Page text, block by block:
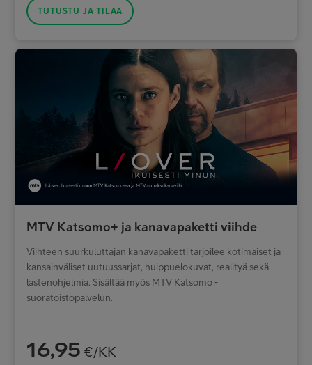
TUTUSTU JA TILAA
MTV Katsomo+ ja kanavapaketti viihde
Viihteen suurkuluttajan kanavapaketti tarjoilee kotimaiset ja
kansainväliset uutuussarjat, huippuelokuvat, realityä sekä
lastenohjelmia. Sisältää myös MTV Katsomo -
suoratoistopalvelun.
16,95 €/KK